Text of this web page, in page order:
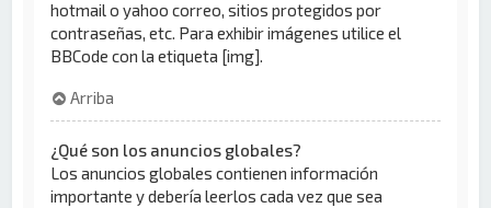
hotmail o yahoo correo, sitios protegidos por
contraseñas, etc. Para exhibir imágenes utilice el
BBCode con la etiqueta [img].
Arriba
¿Qué son los anuncios globales?
Los anuncios globales contienen información
importante y debería leerlos cada vez que sea